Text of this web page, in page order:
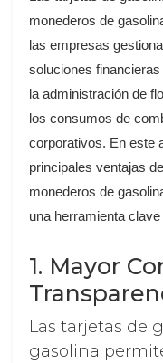
monederos de
las empresas
soluciones
la administración de
los consumos de
corporativos. En este
principales ventajas
monederos de
una herramienta
1. Mayor
Las tarjetas de
gasolina